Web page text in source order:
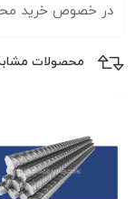
در خصوص خرید
محصولات